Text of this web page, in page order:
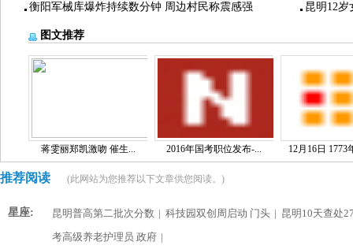
衡阳军械库爆炸持续数分钟 周边村民称震感强
昆明12
图文推荐
蒋雯丽郑凯激吻 催生... 2016年国考职位发布-... 12月16日 1773
推荐阅读 (此网站为您推荐以下文章供您阅读。)
星座: 昆明普高第二批次分数 | 科技园双创周启动 门头 | 昆明10天查处
考高级养老护理员 政府 |